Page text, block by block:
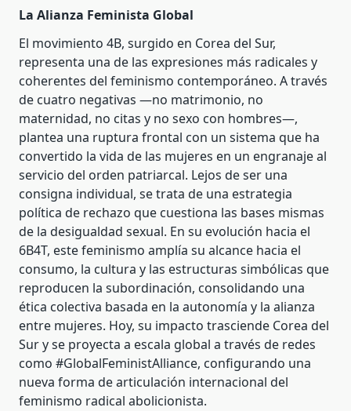
La Alianza Feminista Global
El movimiento 4B, surgido en Corea del Sur,
representa una de las expresiones más radicales y
coherentes del feminismo contemporáneo. A través
de cuatro negativas —no matrimonio, no
maternidad, no citas y no sexo con hombres—,
plantea una ruptura frontal con un sistema que ha
convertido la vida de las mujeres en un engranaje al
servicio del orden patriarcal. Lejos de ser una
consigna individual, se trata de una estrategia
política de rechazo que cuestiona las bases mismas
de la desigualdad sexual. En su evolución hacia el
6B4T, este feminismo amplía su alcance hacia el
consumo, la cultura y las estructuras simbólicas que
reproducen la subordinación, consolidando una
ética colectiva basada en la autonomía y la alianza
entre mujeres. Hoy, su impacto trasciende Corea del
Sur y se proyecta a escala global a través de redes
como #GlobalFeministAlliance, configurando una
nueva forma de articulación internacional del
feminismo radical abolicionista.